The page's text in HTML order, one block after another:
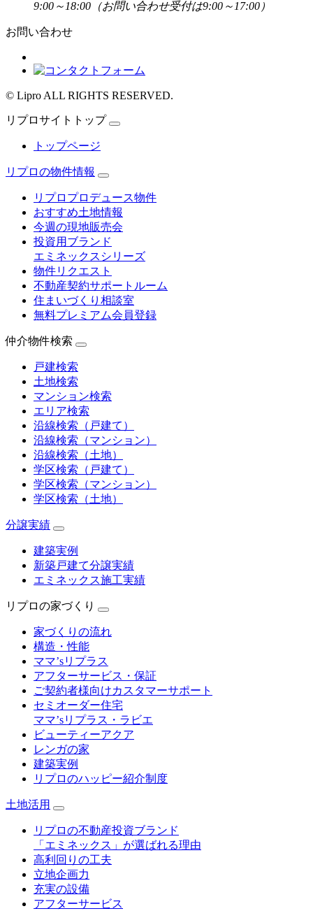
9:00～18:00 （お問い合わせ受付は9:00～17:00）
お問い合わせ
© Lipro ALL RIGHTS RESERVED.
リプロサイトトップ
トップページ
リプロの物件情報
リプロプロデュース物件
おすすめ土地情報
今週の現地販売会
投資用ブランド
エミネックスシリーズ
物件リクエスト
不動産契約サポートルーム
住まいづくり相談室
無料プレミアム会員登録
仲介物件検索
戸建検索
土地検索
マンション検索
エリア検索
沿線検索（戸建て）
沿線検索（マンション）
沿線検索（土地）
学区検索（戸建て）
学区検索（マンション）
学区検索（土地）
分譲実績
建築実例
新築戸建て分譲実績
エミネックス施工実績
リプロの家づくり
家づくりの流れ
構造・性能
ママ’sリプラス
アフターサービス・保証
ご契約者様向けカスタマーサポート
セミオーダー住宅
ママ’sリプラス・ラビエ
ビューティーアクア
レンガの家
建築実例
リプロのハッピー紹介制度
土地活用
リプロの不動産投資ブランド
「エミネックス」が選ばれる理由
高利回りの工夫
立地企画力
充実の設備
アフターサービス